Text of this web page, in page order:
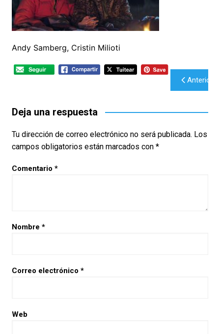
Andy Samberg, Cristin Milioti
Navegación
entradas
Anterior
Deja una respuesta
Tu dirección de correo electrónico no será publicada. Los
campos obligatorios están marcados con *
Comentario *
Nombre *
Correo electrónico *
Web